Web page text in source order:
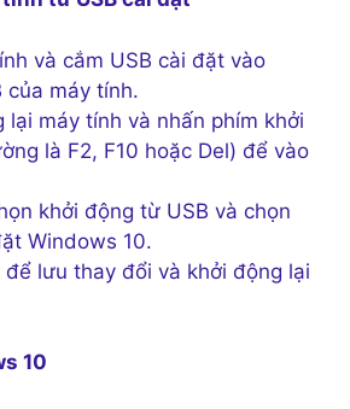
và cắm USB cài đặt vào
của máy tính.
lại máy tính và nhấn phím khởi
là F2, F10 hoặc Del) để vào
khởi động từ USB và chọn
Windows 10.
để lưu thay đổi và khởi động lại
10